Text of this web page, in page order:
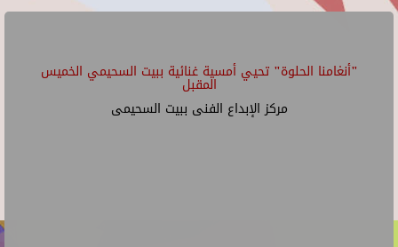
"أنغامنا الحلوة" تحيي أمسية غنائية ببيت السحيمي الخميس
المقبل
مركز الإبداع الفنى ببيت السحيمى